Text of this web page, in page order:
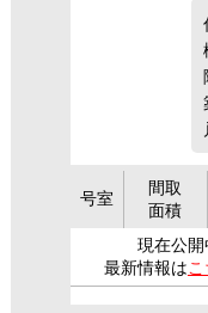
号室
間取
面積
現在公開
最新情報は